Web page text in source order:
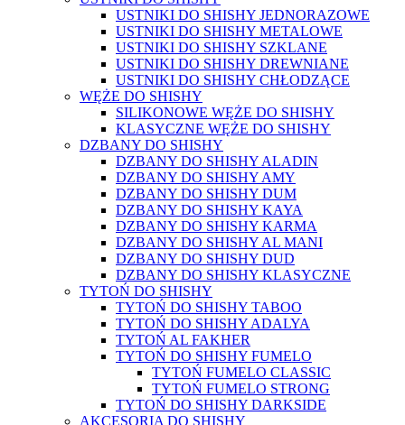
USTNIKI DO SHISHY JEDNORAZOWE
USTNIKI DO SHISHY METALOWE
USTNIKI DO SHISHY SZKLANE
USTNIKI DO SHISHY DREWNIANE
USTNIKI DO SHISHY CHŁODZĄCE
WĘŻE DO SHISHY
SILIKONOWE WĘŻE DO SHISHY
KLASYCZNE WĘŻE DO SHISHY
DZBANY DO SHISHY
DZBANY DO SHISHY ALADIN
DZBANY DO SHISHY AMY
DZBANY DO SHISHY DUM
DZBANY DO SHISHY KAYA
DZBANY DO SHISHY KARMA
DZBANY DO SHISHY AL MANI
DZBANY DO SHISHY DUD
DZBANY DO SHISHY KLASYCZNE
TYTOŃ DO SHISHY
TYTOŃ DO SHISHY TABOO
TYTOŃ DO SHISHY ADALYA
TYTOŃ AL FAKHER
TYTOŃ DO SHISHY FUMELO
TYTOŃ FUMELO CLASSIC
TYTOŃ FUMELO STRONG
TYTOŃ DO SHISHY DARKSIDE
AKCESORIA DO SHISHY